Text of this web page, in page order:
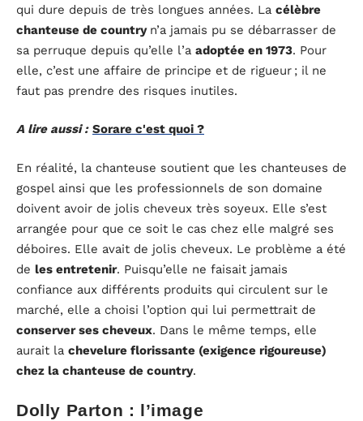
qui dure depuis de très longues années. La célèbre
chanteuse de country n’a jamais pu se débarrasser de
sa perruque depuis qu’elle l’a adoptée en 1973. Pour
elle, c’est une affaire de principe et de rigueur ; il ne
faut pas prendre des risques inutiles.
A lire aussi : Sorare c'est quoi ?
En réalité, la chanteuse soutient que les chanteuses de
gospel ainsi que les professionnels de son domaine
doivent avoir de jolis cheveux très soyeux. Elle s’est
arrangée pour que ce soit le cas chez elle malgré ses
déboires. Elle avait de jolis cheveux. Le problème a été
de les entretenir. Puisqu’elle ne faisait jamais
confiance aux différents produits qui circulent sur le
marché, elle a choisi l’option qui lui permettrait de
conserver ses cheveux. Dans le même temps, elle
aurait la chevelure florissante (exigence rigoureuse)
chez la chanteuse de country.
Dolly Parton : l’image